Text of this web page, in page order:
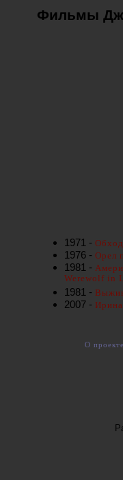
Фильмы
1971 -
1976 - Орел
1981 -
Werewolf in
1981 -
2007 -
О